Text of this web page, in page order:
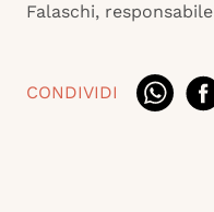
Falaschi,
CONDIVIDI